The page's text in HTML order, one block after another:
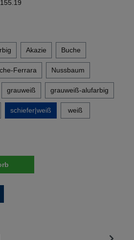
Akazie Buche
Ferrara Nussbaum
grauweiß grauweiß-alufarbig
schiefer|weiß weiß
Gib den gewünschten